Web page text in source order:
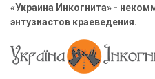
«Украина Инкогнита» -
энтузиастов краеведения.